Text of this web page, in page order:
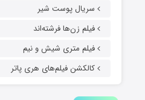
سریال پوست شیر
فیلم زن‌ها فرشته‌اند
فیلم متری شیش و نیم
کالکشن فیلم‌های هری پاتر